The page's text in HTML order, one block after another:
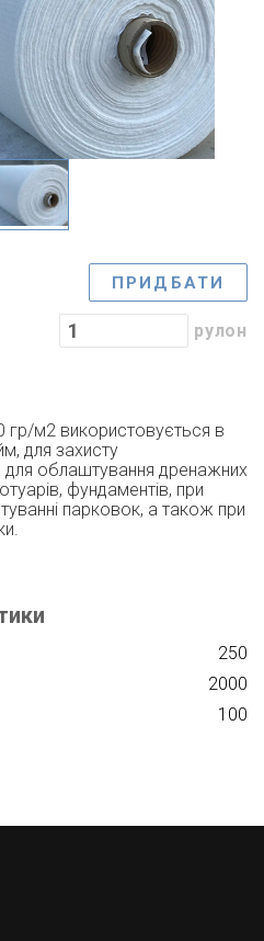
ПРИДБАТИ
рулон
гр/м2 використовується в
для захисту
для облаштування дренажних
фундаментів, при
парковок, а також при
250
2000
100